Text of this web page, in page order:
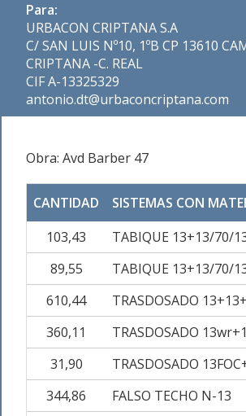
Para:
URBACON CRIPTANA S.A
C/ SAN LUIS Nº10, 1ºB CP 13610
CRIPTANA -C. REAL
CIF A-13325329
antonio.dt@urbaconcriptana.com
Obra: Avd Barber 47
CANTIDAD
SISTEMAS CON
103,43
TABIQUE 13+13/70/
89,55
TABIQUE 13+13/70/
610,44
TRASDOSADO
360,11
TRASDOSADO
31,90
TRASDOSADO
344,86
FALSO TECHO N-13